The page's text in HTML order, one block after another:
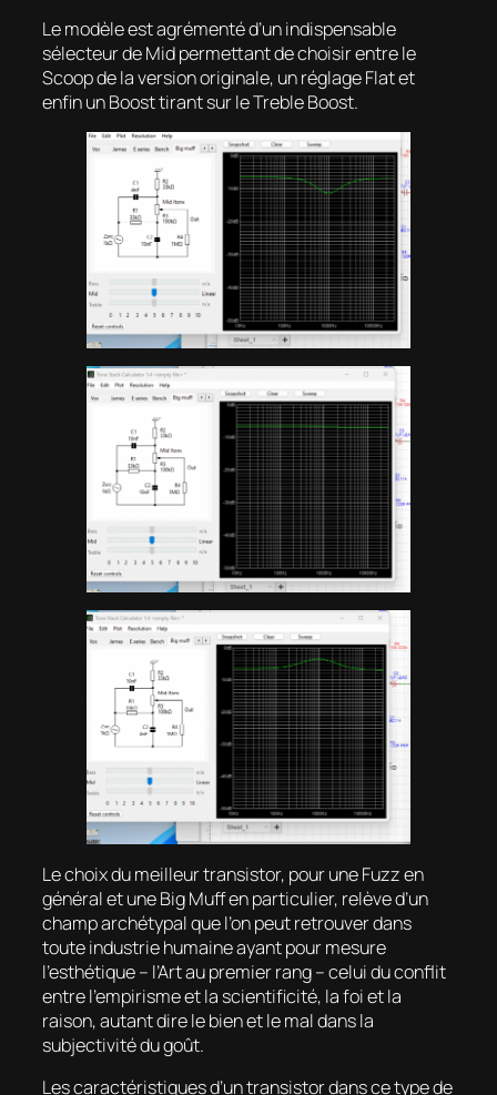
Le modèle est agrémenté d’un indispensable
sélecteur de Mid permettant de choisir entre le
Scoopde la version originale, un réglageFlatet
enfin unBoosttirant sur leTreble Boost.
Le choix du meilleur transistor, pour une Fuzz en
général et une Big Muff en particulier, relève d’un
champ archétypal que l’on peut retrouver dans
toute industrie humaine ayant pour mesure
l’esthétique – l’Art au premier rang – celui du conflit
entre l’empirisme et la scientificité, la foi et la
raison, autant dire le bien et le mal dans la
subjectivité du goût.
Les caractéristiques d’un transistor dans ce type de